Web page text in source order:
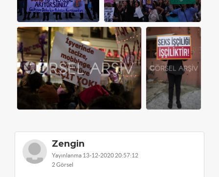
Zengin
Yayınlanma 13-12-2020 20:57:12
2 Görsel